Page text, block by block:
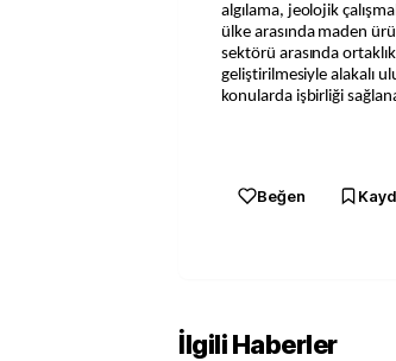
algılama, jeolojik
ülke arasında maden
sektörü arasında
geliştirilmesiyle alakalı
konularda işbirliği
Beğen
İlgili Haberler